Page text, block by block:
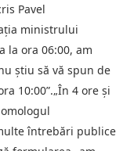
Pavel
ministrului
la ora 06:00, am
știu să vă spun de
10:00”.„În 4 ore și
întrebări publice